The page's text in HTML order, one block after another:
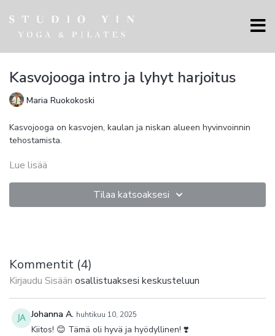
Kasvojooga intro ja lyhyt harjoitus
Maria Ruokokoski
Kasvojooga on kasvojen, kaulan ja niskan alueen hyvinvoinnin
tehostamista.
Kasvojoogassa tehdään kasvojen ja kaulan alueen lihaksiston
ryhti ja miten kannamme itseämme
Lue lisää
Tilaa katsoaksesi
Kommentit (4)
Kirjaudu Sisään osallistuaksesi keskusteluun
Johanna A. huhtikuu 10, 2025
Kiitos! 😊 Tämä oli hyvä ja hyödyllinen! ❣️